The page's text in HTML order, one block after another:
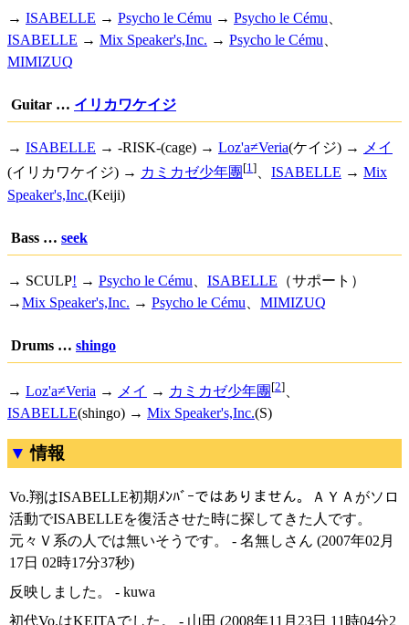
→ ISABELLE → Psycho le Cému → Psycho le Cému
ISABELLE → Mix Speaker's,Inc. → Psycho le Cému
MIMIZUQ
Guitar … イリカワケイジ
→ ISABELLE → -RISK-(cage) → Loz'a≠Veria(ケイジ) →
メイ
(イリカワケイジ) → カミカゼ少年團 [1]、 ISABELLE → Mix
Speaker's,Inc.(Keiji)
Bass … seek
→ SCULP! → Psycho le Cému ISABELLE （サポート）
→Mix Speaker's,Inc. → Psycho le Cému MIMIZUQ
Drums … shingo
→ Loz'a≠Veria → メイ → カミカゼ少年團 [2]
ISABELLE(shingo) → Mix Speaker's,Inc.(S)
情報
Vo.翔はISABELLE初期ﾒﾝﾊﾞｰではありません。ＡＹＡがソロ
活動でISABELLEを復活させた時に探してきた人です。
元々Ｖ系の人では無いそうです。 - 名無しさん (2007年02月
17日 02時17分37秒)
反映しました。 - kuwa
初代Vo.はKEITAでした。 - 山田 (2008年11月23日 11時04分2